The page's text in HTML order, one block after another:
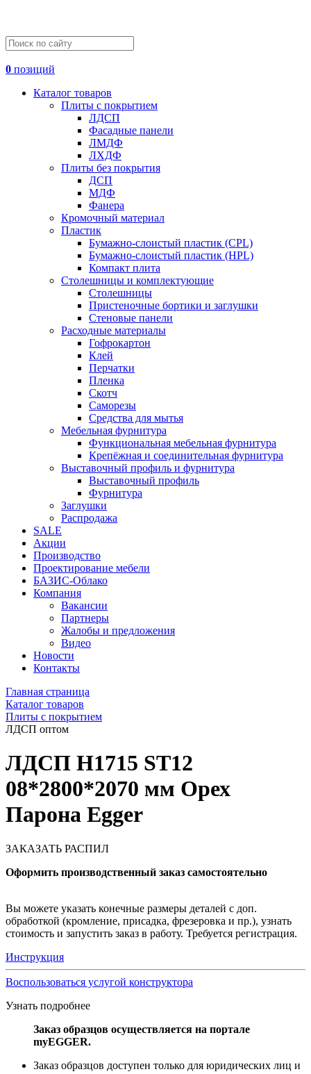
0 позиций
Каталог товаров
Плиты с покрытием
ЛДСП
Фасадные панели
ЛМДФ
ЛХДФ
Плиты без покрытия
ДСП
МДФ
Фанера
Кромочный материал
Пластик
Бумажно-слоистый пластик (CPL)
Бумажно-слоистый пластик (HPL)
Компакт плита
Столешницы и комплектующие
Столешницы
Пристеночные бортики и заглушки
Стеновые панели
Расходные материалы
Гофрокартон
Клей
Перчатки
Пленка
Скотч
Саморезы
Средства для мытья
Мебельная фурнитура
Функциональная мебельная фурнитура
Крепёжная и соединительная фурнитура
Выставочный профиль и фурнитура
Выставочный профиль
Фурнитура
Заглушки
Распродажа
SALE
Акции
Производство
Проектирование мебели
БАЗИС-Облако
Компания
Вакансии
Партнеры
Жалобы и предложения
Видео
Новости
Контакты
Главная страница
Каталог товаров
Плиты с покрытием
ЛДСП оптом
ЛДСП H1715 ST12
08*2800*2070 мм Орех
Парона Egger
ЗАКАЗАТЬ РАСПИЛ
Оформить производственный заказ самостоятельно
Вы можете указать конечные размеры деталей с доп.
обработкой (кромление, присадка, фрезеровка и пр.), узнать
стоимость и запустить заказ в работу. Требуется регистрация.
Инструкция
Воспользоваться услугой конструктора
Узнать подробнее
Заказ образцов осуществляется на портале
myEGGER.
Заказ образцов доступен только для юридических лиц и